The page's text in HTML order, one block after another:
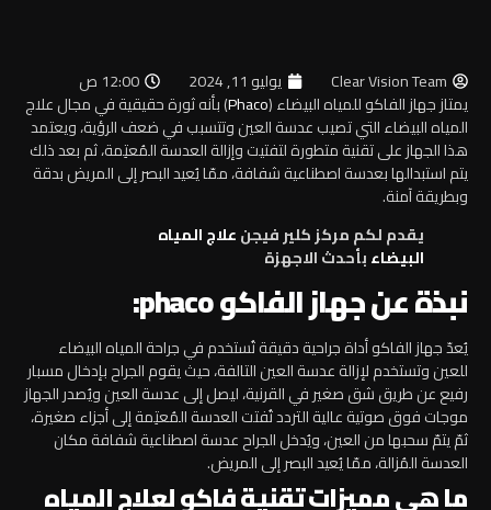
Clear Vision Team يوليو 11, 2024
12:00 ص
يمتاز جهاز الفاكو للمياه البيضاء (Phaco) بأنه ثورة حقيقية في مجال علاج
المياه البيضاء التي تصيب عدسة العين وتتسبب في ضعف الرؤية، ويعتمد
هذا الجهاز على تقنية متطورة لتفتيت وإزالة العدسة المُعتِمة، ثم بعد ذلك
يتم استبدالها بعدسة اصطناعية شفافة، ممّا يُعيد البصر إلى المريض بدقة
وبطريقة آمنة.
يقدم لكم مركز كلير فيجنعلاج المياه
البيضاءبأحدث الاجهزة
نبذة عن جهاز الفاكو phaco:
يُعدّ جهاز الفاكو أداة جراحية دقيقة تُستخدم في جراحة المياه البيضاء
للعين وتستخدم لإزالة عدسة العين التالفة، حيث يقوم الجراح بإدخال مسبار
رفيع عن طريق شق صغير في القرنية، ليصل إلى عدسة العين ويُصدر الجهاز
موجات فوق صوتية عالية التردد تُفتت العدسة المُعتِمة إلى أجزاء صغيرة،
ثمّ يتمّ سحبها من العين، ويُدخل الجراح عدسة اصطناعية شفافة مكان
العدسة المُزالة، ممّا يُعيد البصر إلى المريض.
ما هي مميزات تقنية فاكو لعلاج المياه